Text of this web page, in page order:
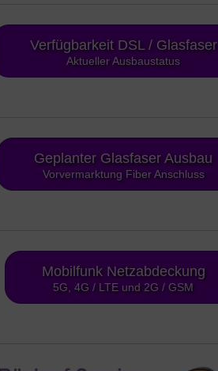
Verfügbarkeit DSL / Glasfaser
Aktueller Ausbaustatus
Geplanter Glasfaser Ausbau
Vorvermarktung Fiber Anschluss
Mobilfunk Netzabdeckung
5G, 4G / LTE und 2G / GSM